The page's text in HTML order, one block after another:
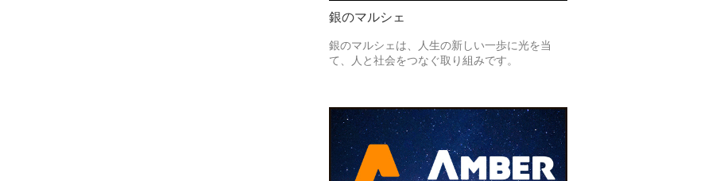
銀のマルシェ
銀のマルシェは、人生の新しい一歩に光を当
て、人と社会をつなぐ取り組みです。